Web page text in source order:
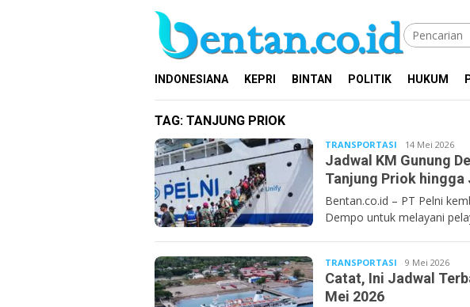
INDONESIANA KEPRI BINTAN POLITIK HUKUM
TAG: TANJUNG PRIOK
TRANSPORTASI Bentancoid
14 Mei 2026
Jadwal KM Gunung
Tanjung Priok hingga
Bentan.co.id – PT Pelni
Dempo untuk melayani
TRANSPORTASI Bentancoid
9 Mei 2026
Catat, Ini Jadwal
Mei 2026